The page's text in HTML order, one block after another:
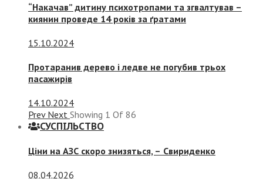
“Накачав” дитину психотропами та згвалтував –
киянин проведе 14 років за ґратами
15.10.2024
Протаранив дерево і ледве не погубив трьох
пасажирів
14.10.2024
Prev Next Showing 1 Of 86
СУСПIЛЬСТВО
Ціни на АЗС скоро знизяться, – Свириденко
08.04.2026